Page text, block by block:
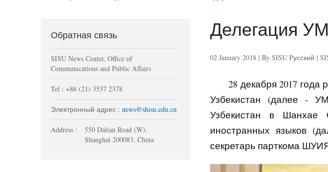
Обратная связь
SISU News Center, Office of
Communications and Public Affairs
Tel : +86 (21) 3537 2378
Электронный адрес : news@shisu.edu.cn
Address :
550 Dalian Road (W),
Shanghai 200083, China
Делегация
02 January 2018 | By SISU Pусский |
28 декабря 2017
Узбекистан (далее -
Узбекистан в Шанхае
иностранных языков
секретарь парткома